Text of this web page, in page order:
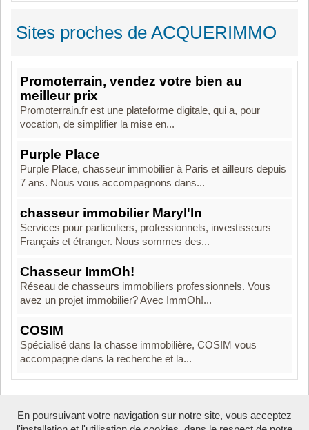
Sites proches de ACQUERIMMO
Promoterrain, vendez votre bien au
meilleur prix
Promoterrain.fr est une plateforme digitale, qui a, pour
vocation, de simplifier la mise en...
Purple Place
Purple Place, chasseur immobilier à Paris et ailleurs depuis
7 ans. Nous vous accompagnons dans...
chasseur immobilier Maryl'In
Services pour particuliers, professionnels, investisseurs
Français et étranger. Nous sommes des...
Chasseur ImmOh!
Réseau de chasseurs immobiliers professionnels. Vous
avez un projet immobilier? Avec ImmOh!...
COSIM
Spécialisé dans la chasse immobilière, COSIM vous
accompagne dans la recherche et la...
Boosté par Arfooo 2.02 - © 2007 - 2026
En poursuivant votre navigation sur notre site, vous acceptez